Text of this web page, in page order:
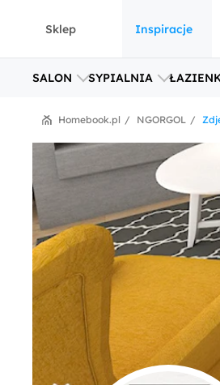
Sklep Inspiracje
SALON SYPIALNIA
NGORGOL
Homebook.pl